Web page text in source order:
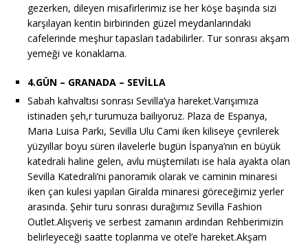
gezerken, dileyen misafirlerimiz ise her köşe başında sizi
karşılayan kentin birbirinden güzel meydanlarındaki
cafelerinde meşhur tapasları tadabilirler. Tur sonrası akşam
yemeği ve konaklama.
4.GÜN – GRANADA – SEVİLLA
Sabah kahvaltısı sonrası Sevilla’ya hareket.Varışımıza
istinaden şeh,r turumuza bailıyoruz. Plaza de Espanya,
Maria Luisa Parkı, Sevilla Ulu Cami iken kiliseye çevrilerek
yüzyıllar boyu süren ilavelerle bugün İspanya’nın en büyük
katedrali haline gelen, avlu müştemilatı ise hala ayakta olan
Sevilla Katedrali’ni panoramik olarak ve caminin minaresi
iken çan kulesi yapılan Giralda minaresi göreceğimiz yerler
arasında. Şehir turu sonrası durağımız Sevilla Fashion
Outlet.Alışveriş ve serbest zamanın ardından Rehberimizin
belirleyeceği saatte toplanma ve otel’e hareket.Akşam